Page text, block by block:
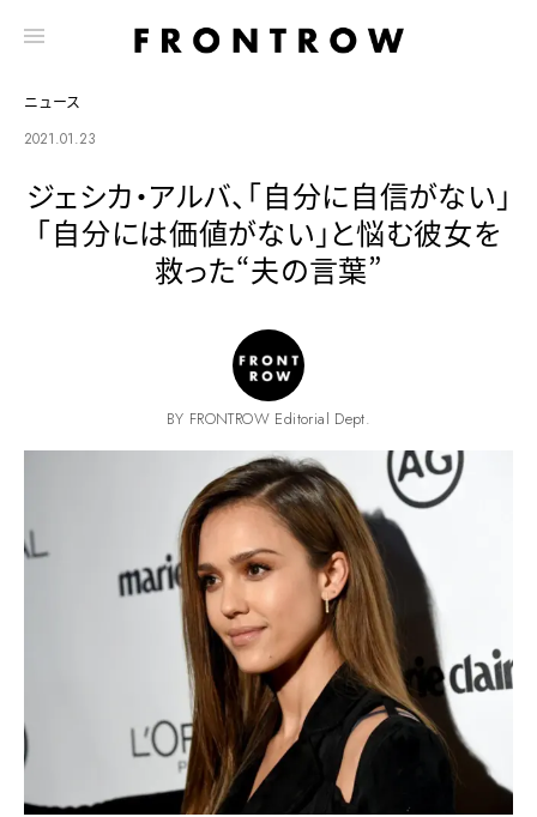
ニュース
2021.01.23
ジェシカ・アルバ、「自分に自信がない」
「自分には価値がない」と悩む彼女を
救った“夫の言葉”
BY FRONTROW Editorial Dept.